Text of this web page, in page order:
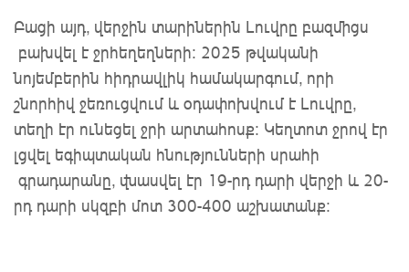
Բացի այդ, վերջին տարիներին Լուվրը բազմիցս
բախվել է ջրհեղեղների։ 2025 թվականի
նոյեմբերին հիդրավլիկ համակարգում, որի
շնորհիվ ջեռուցվում և օդափոխվում է Լուվրը,
տեղի էր ունեցել ջրի արտահոսք։ Կեղտոտ ջրով էր
լցվել եգիպտական հնությունների սրահի
գրադարանը, վնասվել էր 19-րդ դարի վերջի և 20-
րդ դարի սկզբի մոտ 300-400 աշխատանք։